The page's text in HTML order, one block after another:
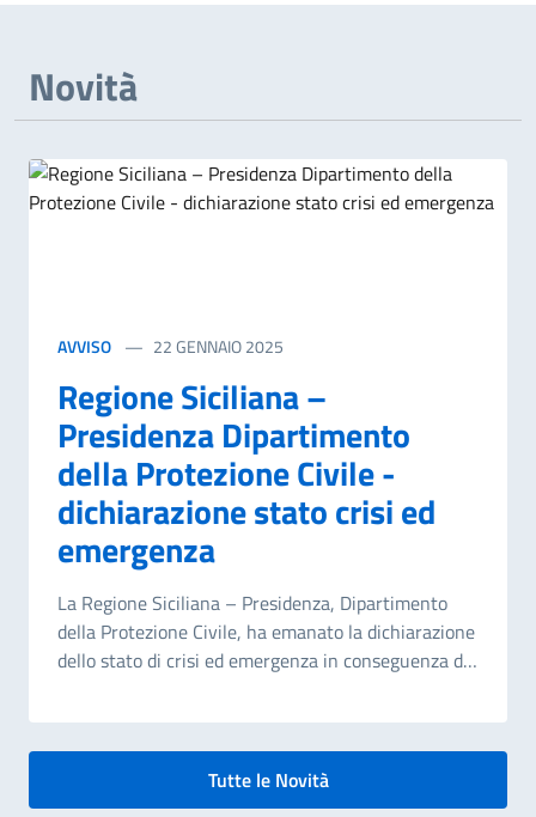
Novità
AVVISO 22 GENNAIO 2025
Regione Siciliana –
Presidenza Dipartimento
della Protezione Civile -
dichiarazione stato crisi ed
emergenza
La Regione Siciliana – Presidenza, Dipartimento
della Protezione Civile, ha emanato la dichiarazione
dello stato di crisi ed emergenza in conseguenza di
hanno interessato uno o più territori dell’Isola. Tale
provvedimento consente l’attivazione immediata di
misure straordinarie e urgenti finalizzate alla tutela
dell’incolumità pubblica, all’assistenza alla
Tutte le Novità